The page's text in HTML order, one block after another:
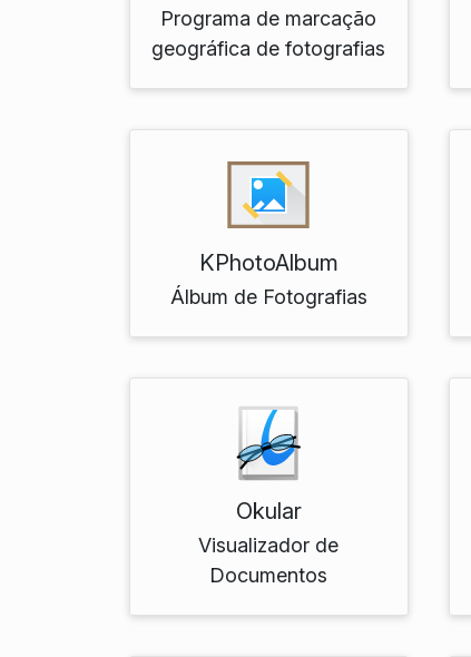
Programa de marcação
geográfica de fotografias
KPhotoAlbum
Álbum de Fotografias
Okular
Visualizador de
Documentos